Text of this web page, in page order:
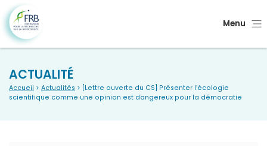
Menu
ACTUALITÉ
Accueil > Actualités > [Lettre ouverte du CS] Présenter l’écologie
scientifique comme une opinion est dangereux pour la démocratie